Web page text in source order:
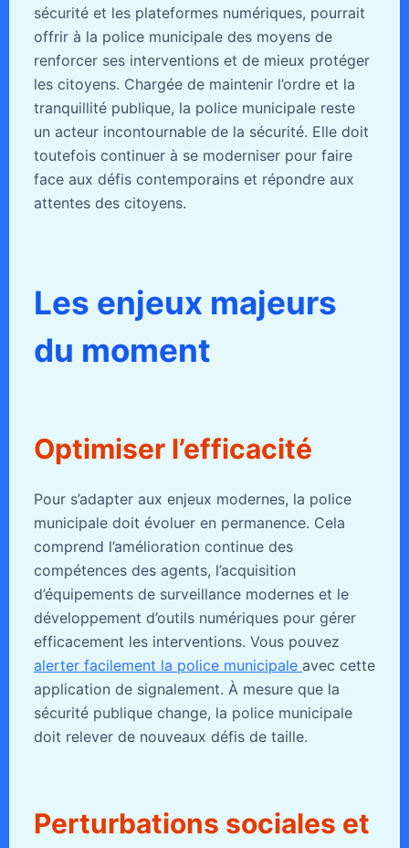
sécurité et les plateformes numériques, pourrait
offrir à la police municipale des moyens de
renforcer ses interventions et de mieux protéger
les citoyens. Chargée de maintenir l’ordre et la
tranquillité publique, la police municipale reste
un acteur incontournable de la sécurité. Elle doit
toutefois continuer à se moderniser pour faire
face aux défis contemporains et répondre aux
attentes des citoyens.
Les enjeux majeurs
du moment
Optimiser l’efficacité
Pour s’adapter aux enjeux modernes, la police
municipale doit évoluer en permanence. Cela
comprend l’amélioration continue des
compétences des agents, l’acquisition
d’équipements de surveillance modernes et le
développement d’outils numériques pour gérer
efficacement les interventions. Vous pouvez
alerter facilement la police municipale avec cette
application de signalement. À mesure que la
sécurité publique change, la police municipale
doit relever de nouveaux défis de taille.
Perturbations sociales et